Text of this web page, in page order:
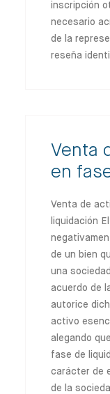
inscripción
necesario
de la
reseña
Venta
en
Venta de
liquidación
de un bien
una
acuerdo de
autorice
activo
alegando
fase de
carácter de
de la